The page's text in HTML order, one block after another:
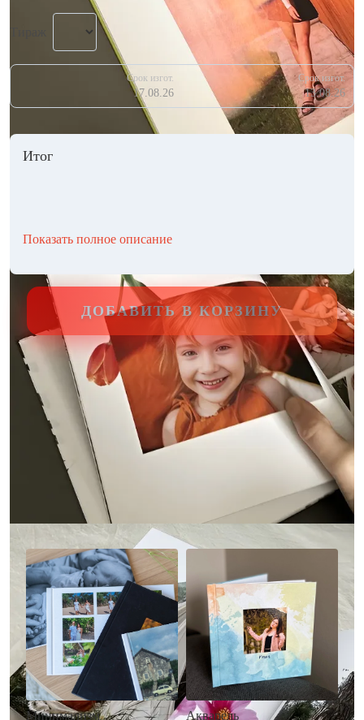
Срок изгот.
17.08.26
Срок изгот.
13.08.26
Итог
Показать полное описание
ДОБАВИТЬ В КОРЗИНУ
Другие стили фотокниг
Минимализм Акварель